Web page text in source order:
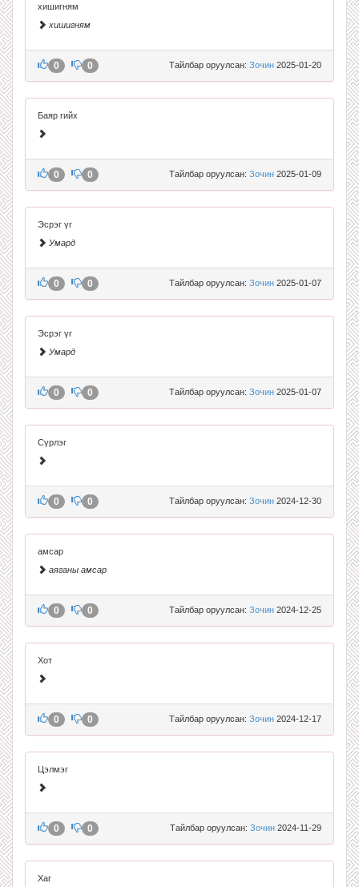
хишигням
хишигням
Тайлбар оруулсан: Зочин 2025-01-20
0 0
Баяр гийх
Тайлбар оруулсан: Зочин 2025-01-09
0 0
Эсрэг үг
Умард
Тайлбар оруулсан: Зочин 2025-01-07
0 0
Эсрэг үг
Умард
Тайлбар оруулсан: Зочин 2025-01-07
0 0
Сүрлэг
Тайлбар оруулсан: Зочин 2024-12-30
0 0
амсар
аяганы амсар
Тайлбар оруулсан: Зочин 2024-12-25
0 0
Хот
Тайлбар оруулсан: Зочин 2024-12-17
0 0
Цэлмэг
Тайлбар оруулсан: Зочин 2024-11-29
0 0
Хаг